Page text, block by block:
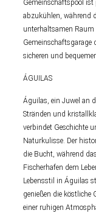
Gemeinschaftspool ist
abzukühlen, während
unterhaltsamen
Gemeinschaftsgarage
sicheren und
ÁGUILAS
Águilas, ein Juwel an
Stränden und
verbindet Geschichte
Naturkulisse. Der
die Bucht, während
Fischerhafen dem
Lebensstil in Águilas
genießen die köstliche
einer ruhigen